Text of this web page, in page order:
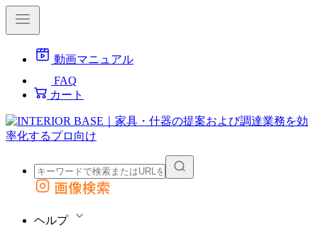
動画マニュアル
FAQ
カート
外部サイトの商品をカートに追加
画像検索
ヘルプ